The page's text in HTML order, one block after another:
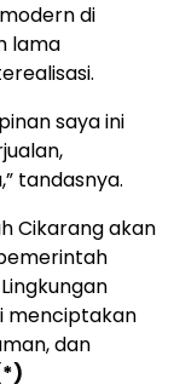
di
lama
saya ini
tandasnya.
Cikarang akan
menciptakan
dan